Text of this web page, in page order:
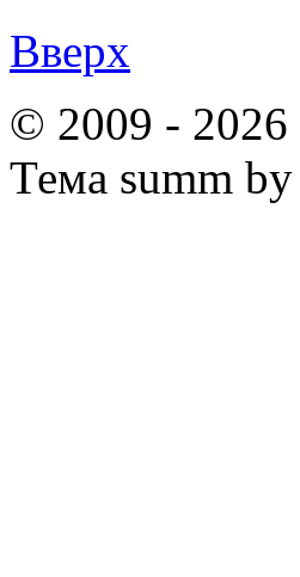
Вверх
© 2009 - 2026
Тема summ by